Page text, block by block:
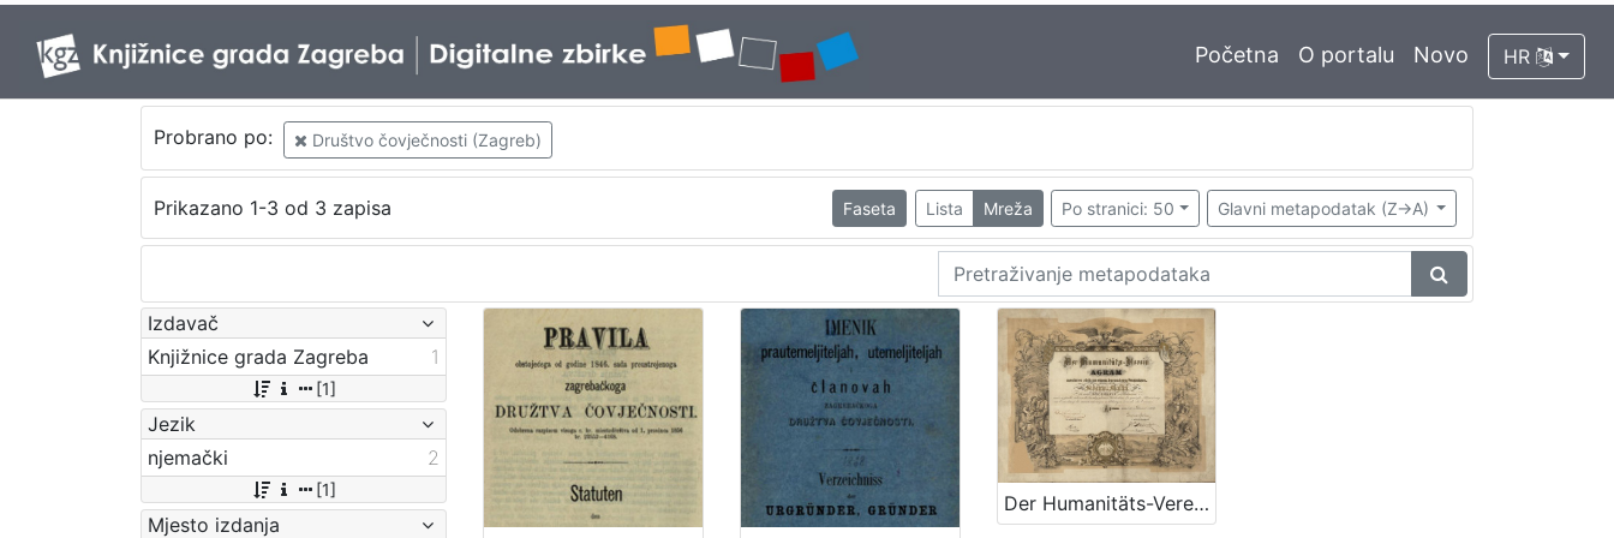
Početna O portalu Novo HR
Probrano po: Društvo čovječnosti (Zagreb)
Prikazano 1-3 od 3 zapisa Faseta Lista Mreža Po stranici: 50 Glavni metapodatak (Z->A)
Izdavač
Knjižnice grada Zagreba
1
[1]
Jezik
njemački
2
[1]
Mjesto izdanja
Der Humanitäts-Verein in Agram .../ [ilustrator] F. Kollařz